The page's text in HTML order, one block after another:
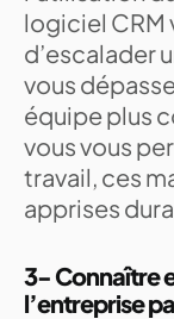
logiciel CRM
d’escalader
vous
équipe plus
vous vous
travail, ces
apprises
3- Connaître
l’entreprise